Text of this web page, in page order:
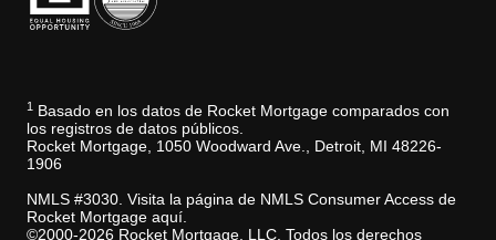
1
Basado en los datos de Rocket Mortgage comparados con
los registros de datos públicos.
Rocket Mortgage, 1050 Woodward Ave., Detroit, MI 48226-
1906
NMLS #3030. Visita la página de NMLS Consumer Access de
Rocket Mortgage aquí.
©2000-2026 Rocket Mortgage, LLC. Todos los derechos